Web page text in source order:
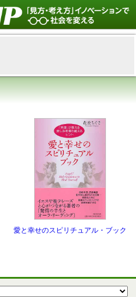
愛と幸せのスピリチュアル・ブック